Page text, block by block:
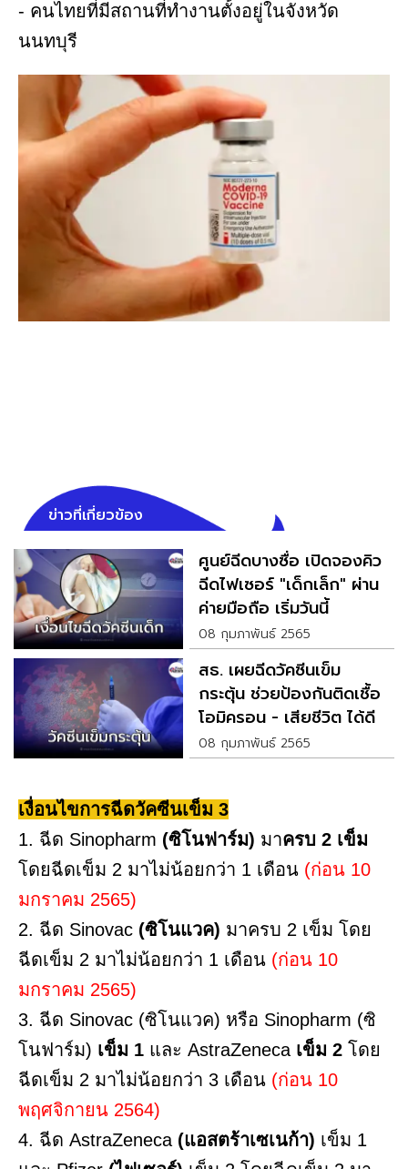
- คนไทยที่มีสถานที่ทำงานตั้งอยู่ในจังหวัด
นนทบุรี
ข่าวที่เกี่ยวข้อง
ศูนย์ฉีดบางซื่อ เปิดจองคิว
ฉีดไฟเซอร์ "เด็กเล็ก" ผ่าน
ค่ายมือถือ เริ่มวันนี้
08 กุมภาพันธ์ 2565
สธ. เผยฉีดวัคซีนเข็ม
กระตุ้น ช่วยป้องกันติดเชื้อ
โอมิครอน - เสียชีวิต ได้ดี
08 กุมภาพันธ์ 2565
เงื่อนไขการฉีดวัคซีนเข็ม 3
1. ฉีด Sinopharm (ซิโนฟาร์ม) มาครบ 2 เข็ม
โดยฉีดเข็ม 2 มาไม่น้อยกว่า 1 เดือน (ก่อน 10
มกราคม 2565)
2. ฉีด Sinovac (ซิโนแวค) มาครบ 2 เข็ม โดย
ฉีดเข็ม 2 มาไม่น้อยกว่า 1 เดือน (ก่อน 10
มกราคม 2565)
3. ฉีด Sinovac (ซิโนแวค) หรือ Sinopharm (ซิ
โนฟาร์ม) เข็ม 1 และ AstraZeneca เข็ม 2 โดย
ฉีดเข็ม 2 มาไม่น้อยกว่า 3 เดือน (ก่อน 10
พฤศจิกายน 2564)
4. ฉีด AstraZeneca (แอสตร้าเซเนก้า) เข็ม 1